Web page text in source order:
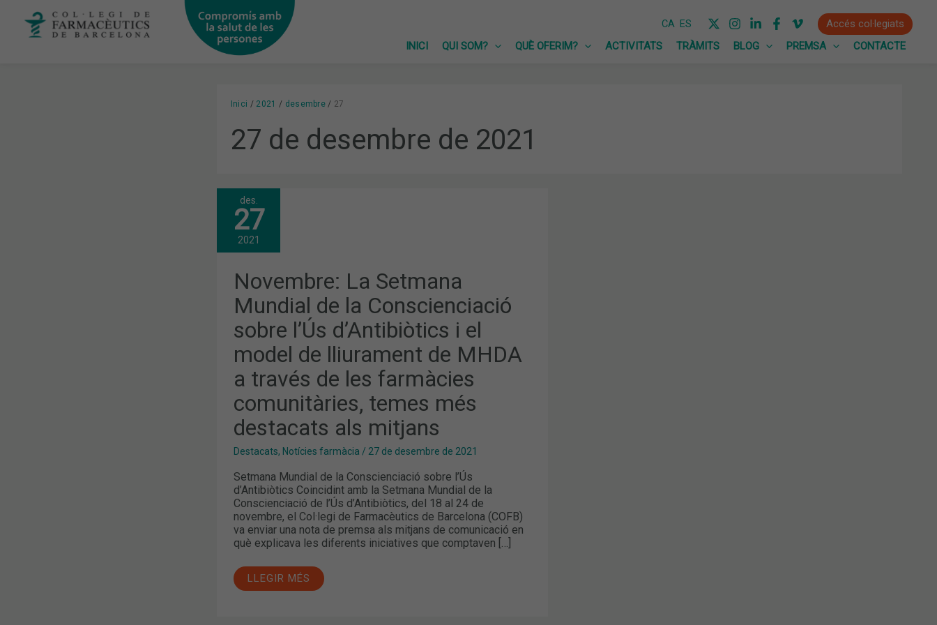
CA ES
Accés col·legiats
INICI
QUI SOM? QUÈ OFERIM? ACTIVITATS TRÀMITS BLOG PREMSA CONTACTE
Inici 2021 desembre 27
27 de desembre de 2021
des.
27
2021
Novembre: La Setmana
Mundial de la Conscienciació
sobre l’Ús d’Antibiòtics i el
model de lliurament de MHDA
a través de les farmàcies
comunitàries, temes més
destacats als mitjans
Destacats, Notícies farmàcia / 27 de desembre de 2021
Setmana Mundial de la Conscienciació sobre l’Ús
d’Antibiòtics Coincidint amb la Setmana Mundial de la
Conscienciació de l’Ús d’Antibiòtics, del 18 al 24 de
novembre, el Col·legi de Farmacèutics de Barcelona (COFB)
va enviar una nota de premsa als mitjans de comunicació en
què explicava les diferents iniciatives que comptaven […]
NOVEMBRE:
LA
SETMANA
MUNDIAL
DE
CONSCIENCIACIÓ
SOBRE
L’ÚS
D’ANTIBIÒTICS
I
EL
MODEL
LLIURAMENT
DE
MHDA
A
TRAVÉS
DE
FARMÀCIES
COMUNITÀRIES,
TEMES
DESTACATS
ALS
MITJANS
LLEGIR MÉS